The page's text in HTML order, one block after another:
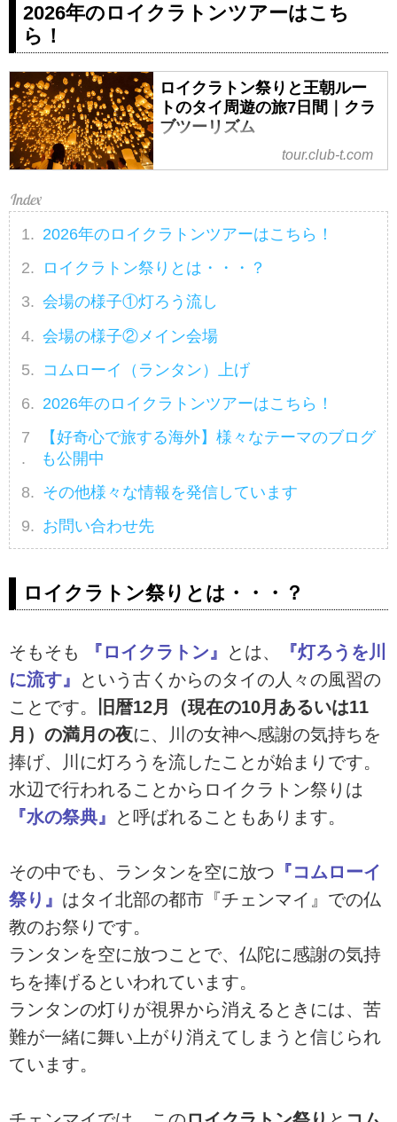
2026年のロイクラトンツアーはこち
ら！
ロイクラトン祭りと王朝ルー
トのタイ周遊の旅7日間｜クラ
ブツーリズム
ロイクラトン祭りと王朝ルートの
タイ周遊の旅7日間の紹介をしてい
クラブツーリズム。
tour.club-t.com
2026年のロイクラトンツアーはこちら！
ロイクラトン祭りとは・・・？
会場の様子①灯ろう流し
会場の様子②メイン会場
コムローイ（ランタン）上げ
2026年のロイクラトンツアーはこちら！
【好奇心で旅する海外】様々なテーマのブログ
も公開中
その他様々な情報を発信しています
お問い合わせ先
ロイクラトン祭りとは・・・？
そもそも 『ロイクラトン』 とは、
『灯ろうを川
に流す』
という古くからのタイの人々の風習の
ことです。
旧暦12月（現在の10月あるいは11
月）の満月の夜に、川の女神へ感謝の気持ちを
捧げ、川に灯ろうを流したことが始まりです。
水辺で行われることからロイクラトン祭りは
『水の祭典』
と呼ばれることもあります。
その中でも、ランタンを空に放つ 『コムローイ
祭り』 はタイ北部の都市『チェンマイ』での仏
教のお祭りです。
ランタンを空に放つことで、仏陀に感謝の気持
ちを捧げるといわれています。
ランタンの灯りが視界から消えるときには、苦
難が一緒に舞い上がり消えてしまうと信じられ
ています。